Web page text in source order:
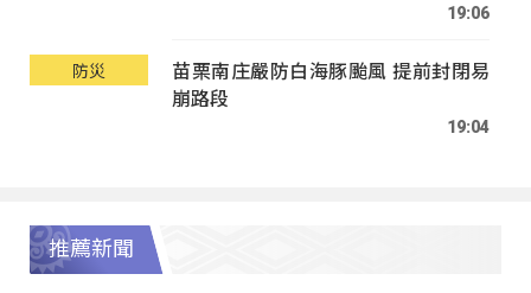
19:06
防災
苗栗南庄嚴防白海豚颱風 提前封閉易
崩路段
19:04
推薦新聞